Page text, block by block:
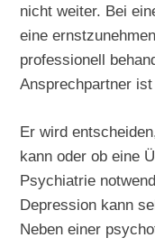
nicht weiter. Bei
eine
professionell
Ansprechpartner
Er wird
kann oder ob eine
Psychiatrie
Depression kann
Neben einer